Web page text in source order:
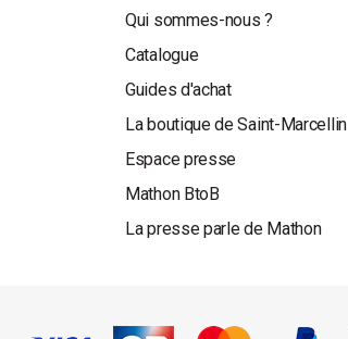
Qui sommes-nous ?
Catalogue
Guides d'achat
La boutique de Saint-Marcellin
Espace presse
Mathon BtoB
La presse parle de Mathon